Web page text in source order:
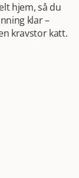
hjem, så du
klar –
kravstor katt.